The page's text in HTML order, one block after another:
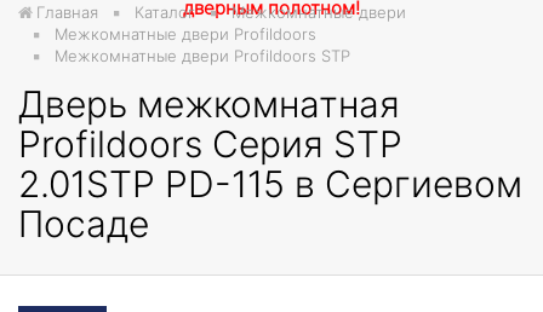
дверным полотном!
Главная Каталог
Межкомнатные двери
Межкомнатные двери Profildoors
Межкомнатные двери Profildoors STP
Дверь межкомнатная
Profildoors Серия STP
2.01STP PD-115 в Сергиевом
Посаде